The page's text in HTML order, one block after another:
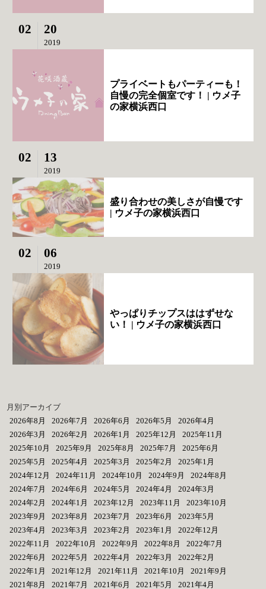
02 20
2019
プライベートもパーティーも！
自慢の完全個室です！ | ウメ子
の家横浜西口
02 13
2019
盛り合わせの美しさが自慢です
| ウメ子の家横浜西口
02 06
2019
やっぱりチップスははずせな
い！ | ウメ子の家横浜西口
月別アーカイブ
2026年8月
2026年7月 2026年6月 2026年5月
2026年4月
2026年3月
2026年2月 2026年1月 2025年12月
2025年11月
2025年10月
2025年9月 2025年8月 2025年7月
2025年6月
2025年5月
2025年4月 2025年3月 2025年2月
2025年1月
2024年12月
2024年11月 2024年10月 2024年9月
2024年8月
2024年7月
2024年6月 2024年5月 2024年4月
2024年3月
2024年2月
2024年1月 2023年12月 2023年11月
2023年10月
2023年9月
2023年8月 2023年7月 2023年6月
2023年5月
2023年4月
2023年3月 2023年2月 2023年1月
2022年12月
2022年11月
2022年10月 2022年9月 2022年8月
2022年7月
2022年6月
2022年5月 2022年4月 2022年3月
2022年2月
2022年1月
2021年12月 2021年11月 2021年10月
2021年9月
2021年8月
2021年7月 2021年6月 2021年5月 2021年4月